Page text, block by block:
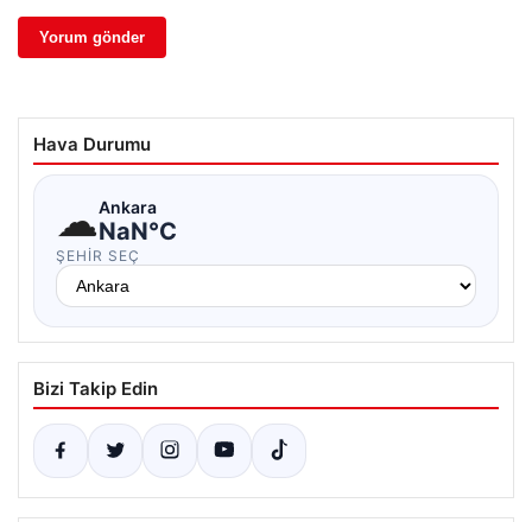
Hava Durumu
☁Ankara
NaN°C
ŞEHIR SEÇ
Bizi Takip Edin